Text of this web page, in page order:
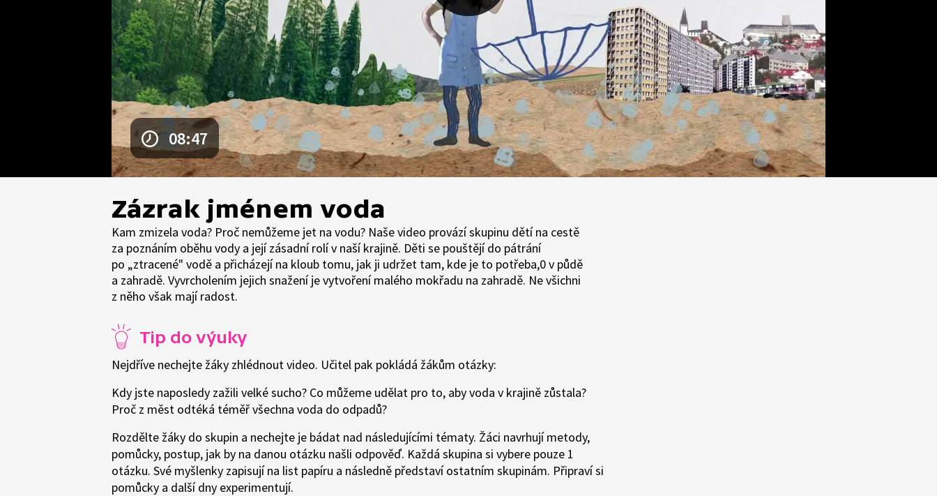
08:47
Zázrak jménem voda
Kam zmizela voda? Proč nemůžeme jet na vodu? Naše video provází skupinu dětí na cestě
za poznáním oběhu vody a její zásadní rolí v naší krajině. Děti se pouštějí do pátrání
po „ztracené" vodě a přicházejí na kloub tomu, jak ji udržet tam, kde je to potřeba,0 v půdě
a zahradě. Vyvrcholením jejich snažení je vytvoření malého mokřadu na zahradě. Ne všichni
z něho však mají radost.
Tip do výuky
Nejdříve nechejte žáky zhlédnout video. Učitel pak pokládá žákům otázky:
Kdy jste naposledy zažili velké sucho? Co můžeme udělat pro to, aby voda v krajině zůstala?
Proč z měst odtéká téměř všechna voda do odpadů?
Rozdělte žáky do skupin a nechejte je bádat nad následujícími tématy. Žáci navrhují metody,
pomůcky, postup, jak by na danou otázku našli odpověď. Každá skupina si vybere pouze 1
otázku. Své myšlenky zapisují na list papíru a následně představí ostatním skupinám. Připraví si
pomůcky a další dny experimentují.